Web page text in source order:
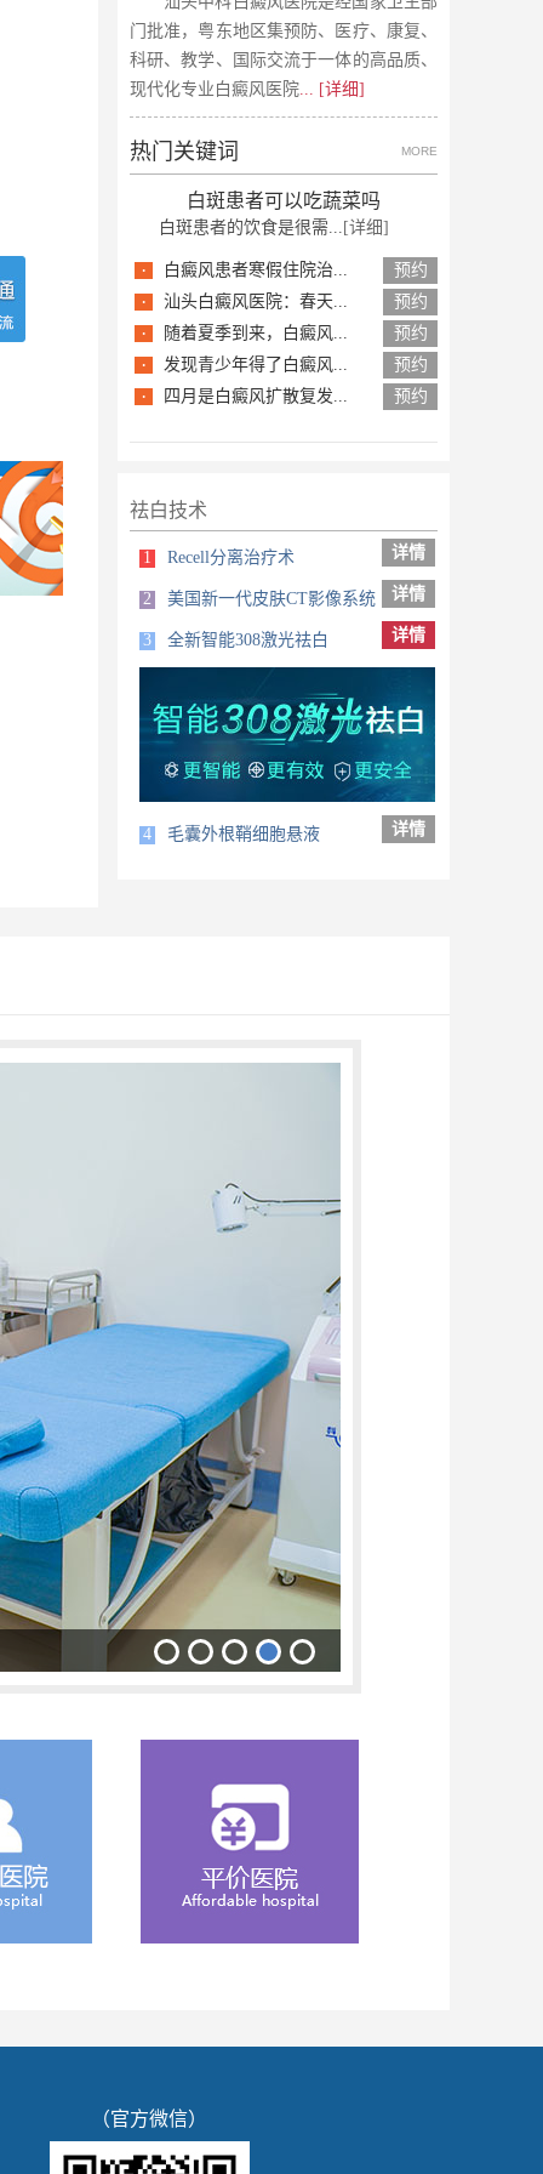
门批准，粤东地区集预防、医疗、康复、
科研、教学、国际交流于一体的高品质、
现代化专业白癜风医院... [详细]
热门关键词 MORE
白斑患者可以吃蔬菜吗
白斑患者的饮食是很需... [详细]
· 白癜风患者寒假住院治... 预约
· 汕头白癜风医院：春天... 预约
· 随着夏季到来，白癜风... 预约
· 发现青少年得了白癜风... 预约
· 四月是白癜风扩散复发... 预约
祛白技术
1 Recell分离治疗术 详情
2 美国新一代皮肤CT影像系统 详情
3 全新智能308激光祛白 详情
（官方微信）